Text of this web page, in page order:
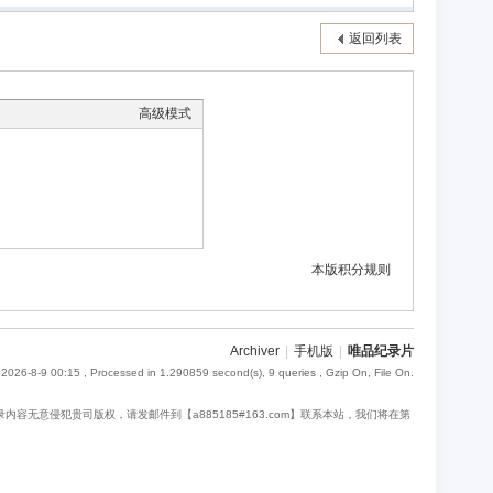
返回列表
高级模式
本版积分规则
Archiver 手机版 唯品纪录片
8-9 00:15 , Processed in 1.290859 second(s), 9 queries , Gzip On, File On.
容无意侵犯贵司版权，请发邮件到【a885185#163.com】联系本站，我们将在第